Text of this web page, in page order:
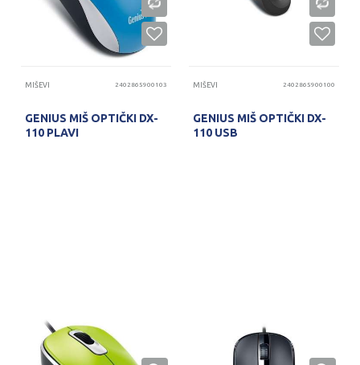
MIŠEVI 2402865900103
GENIUS MIŠ OPTIČKI DX-
110 PLAVI
MIŠEVI 2402865900100
GENIUS MIŠ OPTIČKI DX-
110 USB